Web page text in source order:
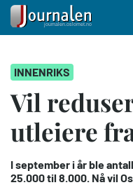
hovedinnhold
INNENRIKS
Vil
utleiere
I september i år ble
25.000 til 8.000. Nå vil